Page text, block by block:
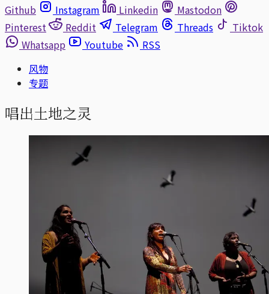
Github
Instagram Linkedin
Mastodon
Pinterest
Reddit Telegram Threads
Tiktok
Whatsapp
Youtube
RSS
风物
专题
唱出土地之灵